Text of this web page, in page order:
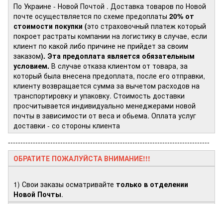
По Украине - Новой Почтой . Доставка товаров по Новой
почте осуществляется по схеме предоплаты 20% от
стоимости покупки (это страховочный платеж который
покроет растраты компании на логистику в случае, если
клиент по какой либо причине не прийдет за своим
заказом). Эта предоплата является обязательным
условием. В случае отказа клиентом от товара, за
который была внесена предоплата, после его отправки,
клиенту возвращается сумма за вычетом расходов на
транспортировку и упаковку. Стоимость доставки
просчитывается индивидуально менеджерами новой
почты в зависимости от веса и обьема. Оплата услуг
доставки - со стороны клиента
---------------------------------------------------------------------------------
ОБРАТИТЕ ПОЖАЛУЙСТА ВНИМАНИЕ!!!
1) Свои заказы осматривайте только в отделении
Новой Почты.